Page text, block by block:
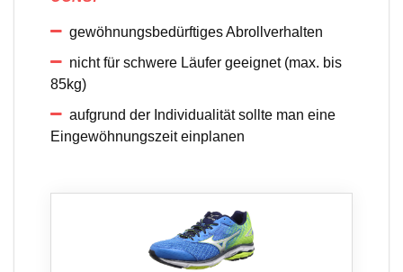
gewöhnungsbedürftiges Abrollverhalten
nicht für schwere Läufer geeignet (max. bis
85kg)
aufgrund der Individualität sollte man eine
Eingewöhnungszeit einplanen